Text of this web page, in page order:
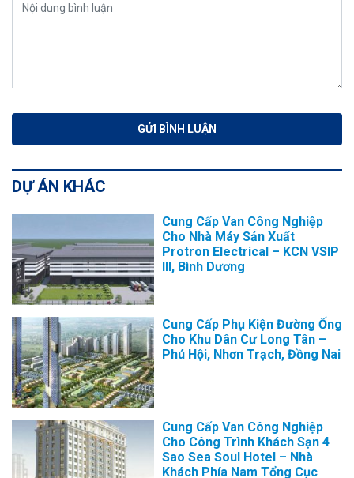
DỰ ÁN KHÁC
Cung Cấp Van Công Nghiệp
Cho Nhà Máy Sản Xuất
Protron Electrical – KCN VSIP
III, Bình Dương
Cung Cấp Phụ Kiện Đường Ống
Cho Khu Dân Cư Long Tân –
Phú Hội, Nhơn Trạch, Đồng Nai
Cung Cấp Van Công Nghiệp
Cho Công Trình Khách Sạn 4
Sao Sea Soul Hotel – Nhà
Khách Phía Nam Tổng Cục